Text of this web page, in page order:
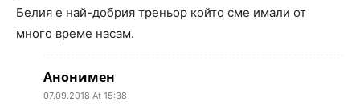
Белия е най-добрия треньор който сме имали от
много време насам.
Анонимен
07.09.2018 At 15:38